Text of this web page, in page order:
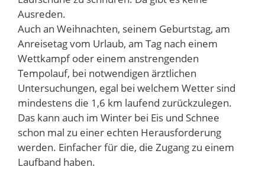
Ausreden.
Auch an Weihnachten, seinem Geburtstag, am
Anreisetag vom Urlaub, am Tag nach einem
Wettkampf oder einem anstrengenden
Tempolauf, bei notwendigen ärztlichen
Untersuchungen, egal bei welchem Wetter sind
mindestens die 1,6 km laufend zurückzulegen.
Das kann auch im Winter bei Eis und Schnee
schon mal zu einer echten Herausforderung
werden. Einfacher für die, die Zugang zu einem
Laufband haben.